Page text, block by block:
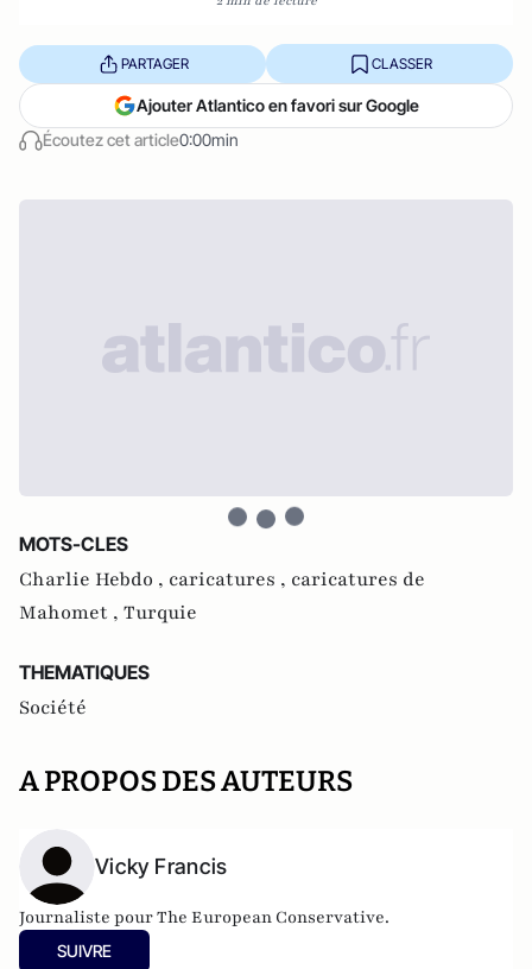
Écoutez cet article0:00min
PARTAGER CLASSER
Ajouter Atlantico en favori sur Google
MOTS-CLES
Charlie Hebdo , caricatures , caricatures de
Mahomet , Turquie
THEMATIQUES
Société
A PROPOS DES AUTEURS
Vicky Francis
Journaliste pour The European Conservative.
SUIVRE